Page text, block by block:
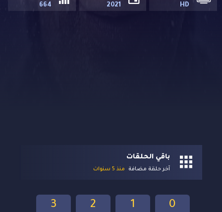
HD
2021
664
باقي الحلقات
آخر حلقة مضافة منذ 5 سنوات
3 2 1 0